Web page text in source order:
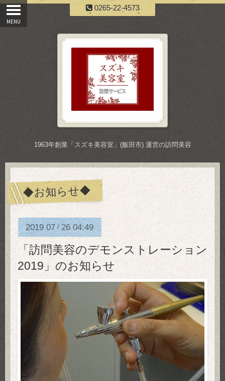
0265-22-4573
1963年創業「スズキ美容室」(飯田市) 運営の訪問美容
◆お知らせ◆
2019 07/26 04:49
「訪問美容のデモンストレーション
2019」のお知らせ